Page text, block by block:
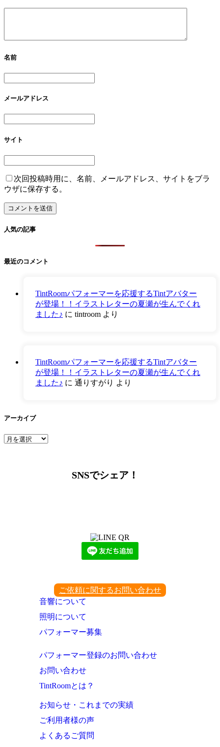
名前
メールアドレス
サイト
次回投稿時用に、名前、メールアドレス、サイトをブラ
ウザに保存する。
人気の記事
最近のコメント
TintRoomパフォーマーを応援するTintアバター
が登場！！イラストレターの夏瀬が生んでくれ
ました♪ に tintroom より
TintRoomパフォーマーを応援するTintアバター
が登場！！イラストレターの夏瀬が生んでくれ
ました♪ に 通りすがり より
アーカイブ
ア
SNSでシェア！
ご依頼に関するお問い合わせ
音響について
照明について
パフォーマー募集
パフォーマー登録のお問い合わせ
お問い合わせ
TintRoomとは？
お知らせ・これまでの実績
ご利用者様の声
よくあるご質問